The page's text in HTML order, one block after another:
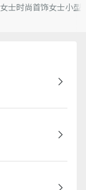
女士时尚首饰女士小型